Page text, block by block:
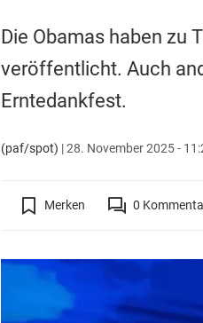
Die Obamas haben zu
veröffentlicht. Auch
Erntedankfest.
(paf/spot) |28. November 2025 -
Merken 0